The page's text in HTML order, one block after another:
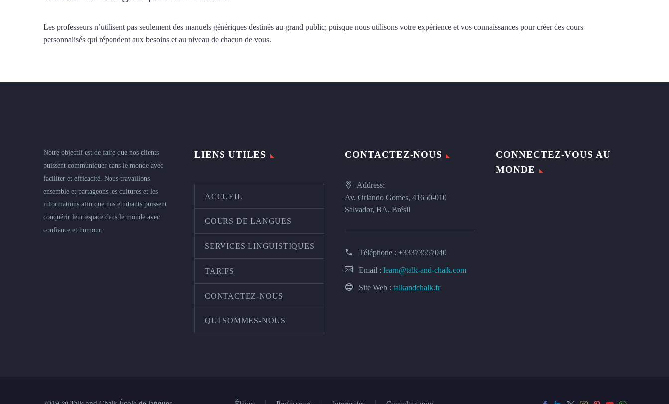
Les professeurs n’utilisent pas seulement des manuels génériques destinés au grand public; puisque nous utilisons votre expérience et vos connaissances pour créer des cours
personnalisés qui répondent aux besoins et au niveau de chacun de vous.
Notre objectif est de faire que nos clients
puissent communiquer dans le monde avec
faciliter et efficacité. Nous travaillons
ensemble et partageons les cultures et les
informations afin que nos étudiants puissent
conquérir leur espace dans le monde avec
confiance et humour.
LIENS UTILES
ACCUEIL
COURS DE LANGUES
SERVICES LINGUISTIQUES
TARIFS
CONTACTEZ-NOUS
QUI SOMMES-NOUS
CONTACTEZ-NOUS
Address:
Av. Orlando Gomes, 41650-010
Salvador, BA, Brésil
Téléphone : +33373557040
Email : learn@talk-and-chalk.com
Site Web : talkandchalk.fr
CONNECTEZ-VOUS AU
MONDE